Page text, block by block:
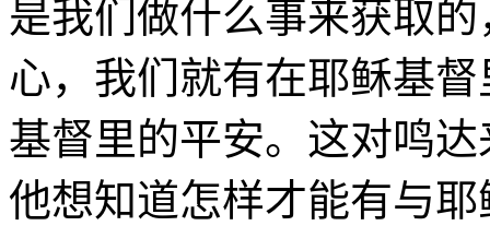
是我们做什么事来获取
心，我们就有在耶稣基
基督里的平安。这对鸣
他想知道怎样才能有与